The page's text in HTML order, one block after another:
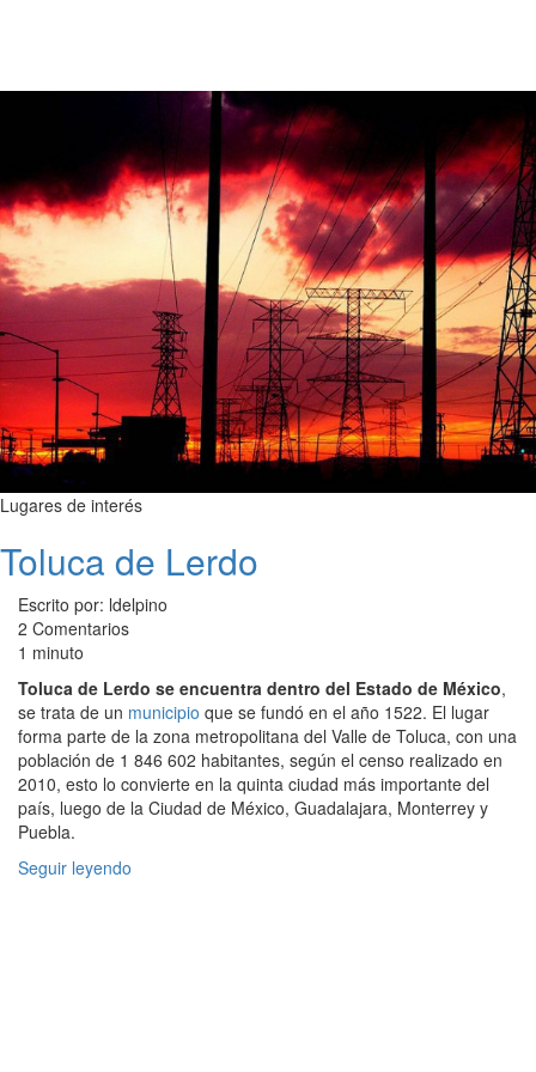
Lugares de interés
Toluca de Lerdo
Escrito por: ldelpino
2 Comentarios
1 minuto
Toluca de Lerdo se encuentra dentro del Estado de México,
se trata de un municipio que se fundó en el año 1522. El lugar
forma parte de la zona metropolitana del Valle de Toluca, con una
población de 1 846 602 habitantes, según el censo realizado en
2010, esto lo convierte en la quinta ciudad más importante del
país, luego de la Ciudad de México, Guadalajara, Monterrey y
Puebla.
Seguir leyendo